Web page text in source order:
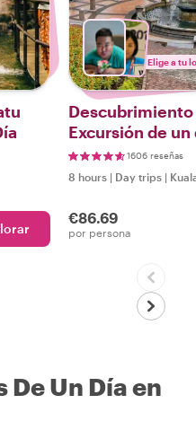
Elige a tu
Descubrimiento
Excursión de un
1606 reseñas
8 hours | Day trips |
€86.69
por persona
De Un Día en